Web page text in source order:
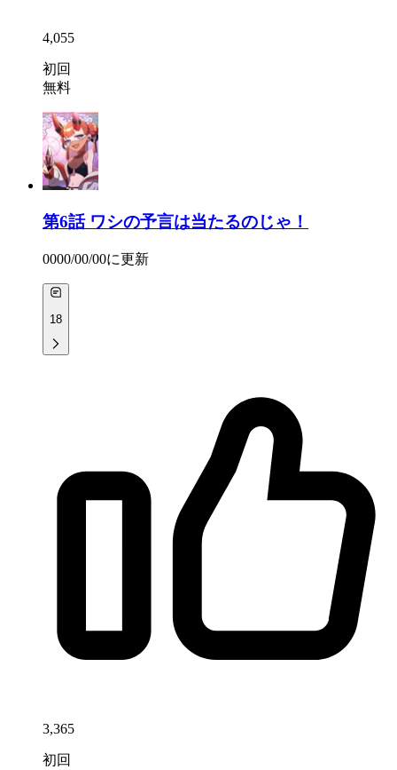
4,055
初回
無料
第6話 ワシの予言は当たるのじゃ！
0000/00/00に更新
18
3,365
初回